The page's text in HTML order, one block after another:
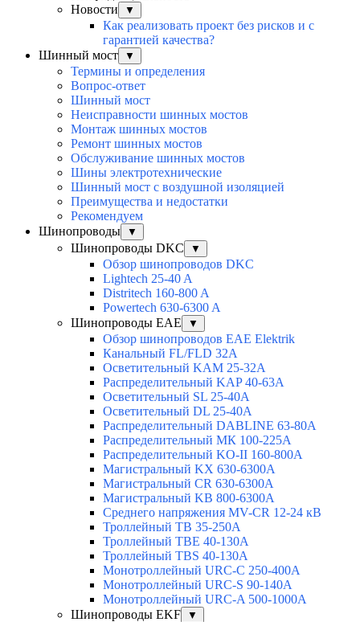
Новости
▼
Как реализовать проект без рисков и с
гарантией качества?
Шинный мост
▼
Термины и определения
Вопрос-ответ
Шинный мост
Неисправности шинных мостов
Монтаж шинных мостов
Ремонт шинных мостов
Обслуживание шинных мостов
Шины электротехнические
Шинный мост с воздушной изоляцией
Преимущества и недостатки
Рекомендуем
Шинопроводы
▼
Шинопроводы DKC ▼
Обзор шинопроводов DKC
Lightech 25-40 A
Distritech 160-800 A
Powertech 630-6300 A
Шинопроводы EAE
▼
Обзор шинопроводов EAE Elektrik
Канальный FL/FLD 32A
Осветительный KAM 25-32А
Распределительный KAP 40-63A
Осветительный SL 25-40А
Осветительный DL 25-40А
Распределительный DABLINE 63-80A
Распределительный МК 100-225А
Распределительный KO-II 160-800А
Магистральный KX 630-6300А
Магистральный CR 630-6300А
Магистральный KB 800-6300А
Среднего напряжения MV-CR 12-24 кВ
Троллейный TB 35-250A
Троллейный TBE 40-130A
Троллейный TBS 40-130A
Монотроллейный URC-C 250-400A
Монотроллейный URC-S 90-140A
Монотроллейный URC-A 500-1000A
Шинопроводы EKF
▼